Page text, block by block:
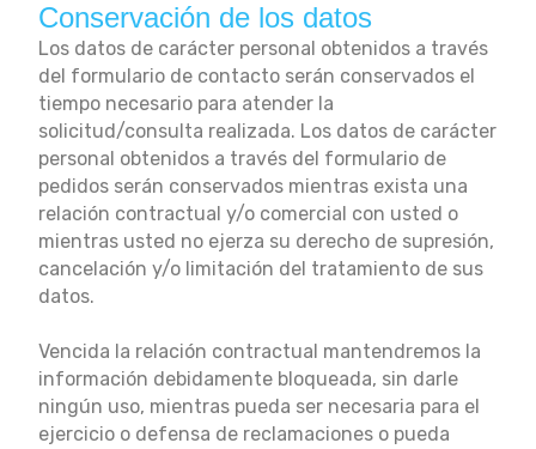
Conservación de los datos
Los datos de carácter personal obtenidos a través
del formulario de contacto serán conservados el
tiempo necesario para atender la
solicitud/consulta realizada. Los datos de carácter
personal obtenidos a través del formulario de
pedidos serán conservados mientras exista una
relación contractual y/o comercial con usted o
mientras usted no ejerza su derecho de supresión,
cancelación y/o limitación del tratamiento de sus
datos.
Vencida la relación contractual mantendremos la
información debidamente bloqueada, sin darle
ningún uso, mientras pueda ser necesaria para el
ejercicio o defensa de reclamaciones o pueda